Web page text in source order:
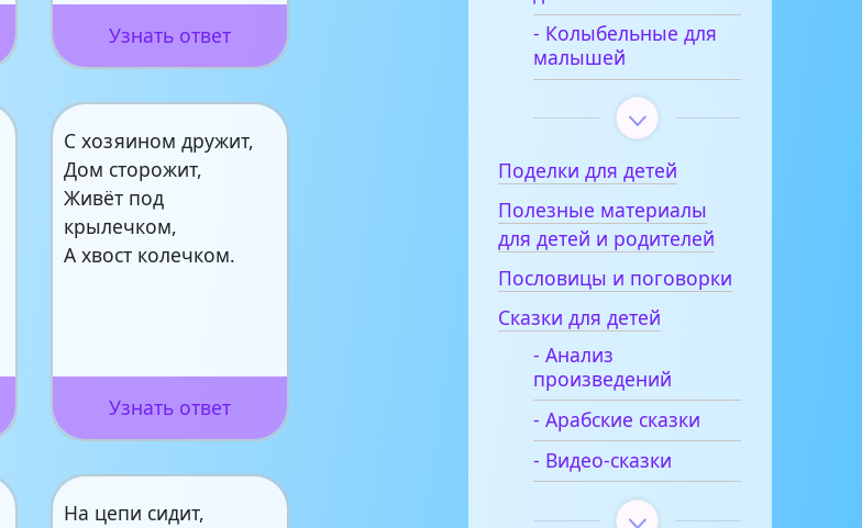
Узнать ответ
С хозяином дружит,
Дом сторожит,
Живёт под
крылечком,
А хвост колечком.
Узнать ответ
На цепи сидит,
- Колыбельные для
малышей
Поделки для детей
Полезные материалы
для детей и родителей
Пословицы и поговорки
Сказки для детей
- Анализ
произведений
- Арабские сказки
- Видео-сказки